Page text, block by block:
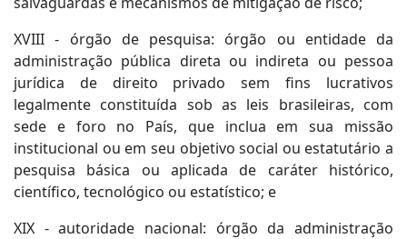
XVIII - órgão de pesquisa: órgão ou entidade da
administração pública direta ou indireta ou pessoa
jurídica de direito privado sem fins lucrativos
legalmente constituída sob as leis brasileiras, com
sede e foro no País, que inclua em sua missão
institucional ou em seu objetivo social ou estatutário a
pesquisa básica ou aplicada de caráter histórico,
científico, tecnológico ou estatístico; e
XIX - autoridade nacional: órgão da administração